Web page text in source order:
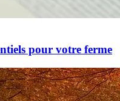
pour votre ferme